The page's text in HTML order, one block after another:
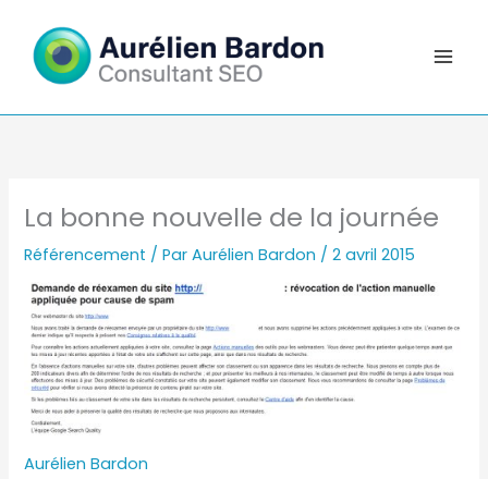
contenu
La bonne nouvelle de la journée
Référencement / ParAurélien Bardon /2 avril 2015
Aurélien Bardon